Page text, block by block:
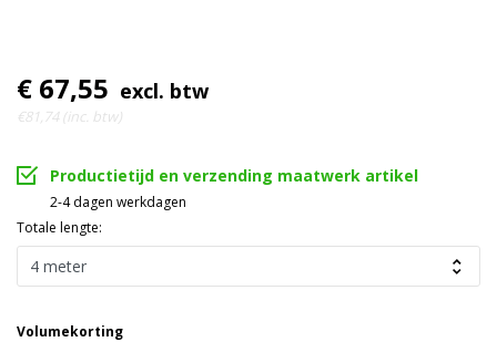
€ 67,55 excl. btw
€81,74 (inc. btw)
Productietijd en verzending maatwerk artikel
2-4 dagen werkdagen
Totale lengte:
Volumekorting